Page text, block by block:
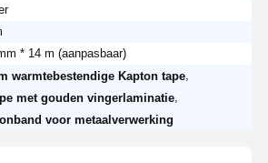
* 14 m (aanpasbaar)
warmtebestendige Kapton tape
met gouden vingerlaminatie
voor metaalverwerking